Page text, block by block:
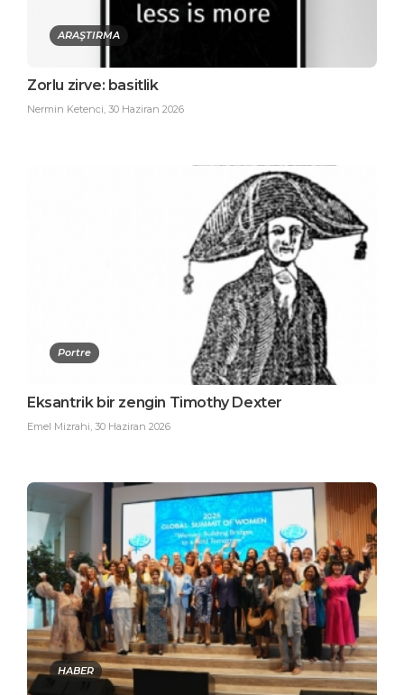
ARAŞTIRMA
Zorlu zirve: basitlik
Nermin Ketenci, 30 Haziran 2026
Portre
Eksantrik bir zengin Timothy Dexter
Emel Mizrahi, 30 Haziran 2026
HABER